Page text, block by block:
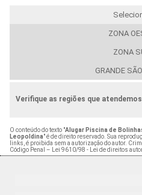
ZONA
ZONA
GRANDE
Verifique as regiões que atendemos
O conteúdo do texto "Alugar Piscina de
Leopoldina" é de direito reservado. Sua
links, é proibida sem a autorização do autor.
Código Penal –
Lei 9610/98 - Lei de direitos